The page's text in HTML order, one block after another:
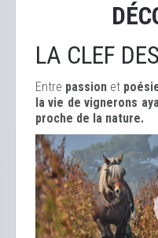
LA CLEF
Entre passion et
la vie de vignerons
proche de la nature.